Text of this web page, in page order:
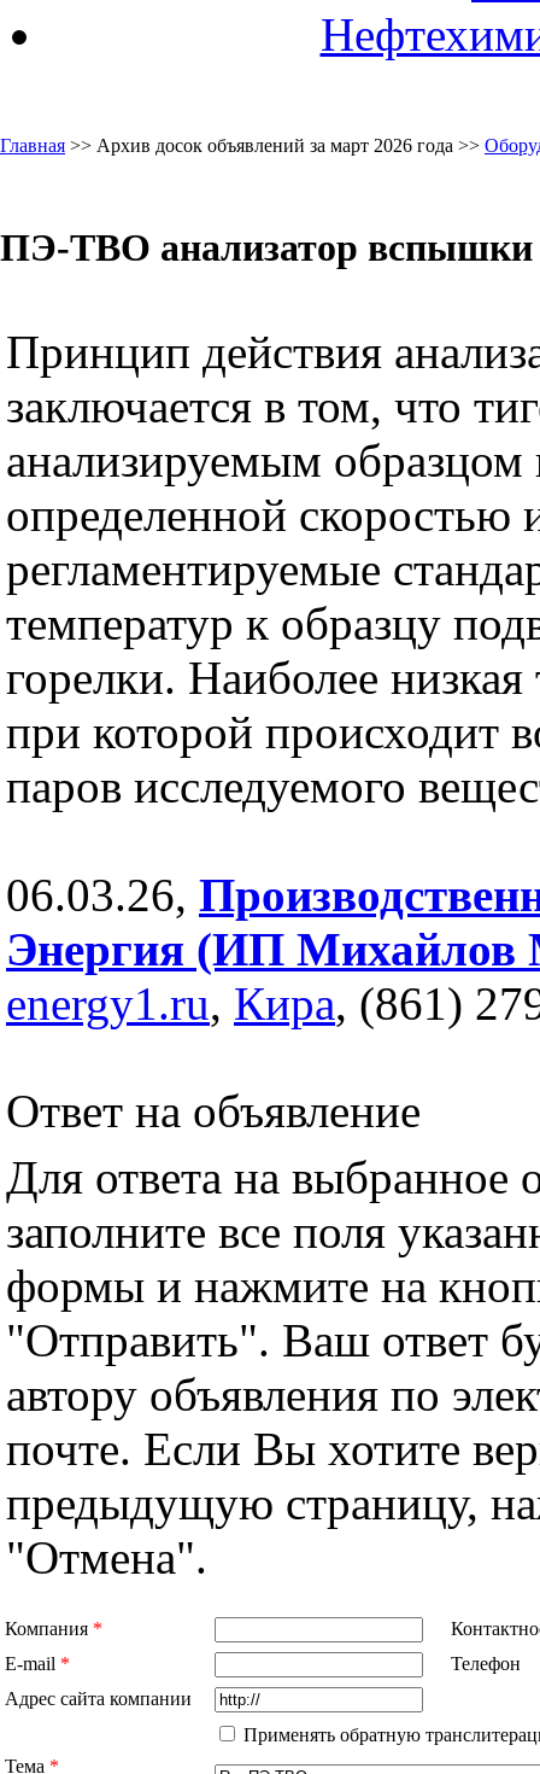
Главная >> Архив досок объявлений за март 2026 года >>
ПЭ-ТВО анализатор вспышки
Принцип действия
заключается в том, что
анализируемым образцом
определенной скоростью
регламентируемые
температур к образцу
горелки. Наиболее низкая
при которой происходит
паров исследуемого
06.03.26,
Энергия (ИП
energy1.ru, Кира, (861)
Ответ на объявление
Для ответа на выбранное
заполните все поля
формы и нажмите на
"Отправить". Ваш ответ
автору объявления по
почте. Если Вы хотите
предыдущую страницу,
"Отмена".
Компания *
E-mail *
Телефон
Адрес сайта компании
Применять обратную
Тема *